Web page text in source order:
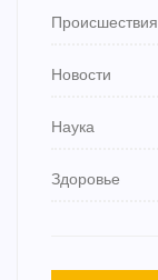
Происшествия
Новости
Наука
Здоровье